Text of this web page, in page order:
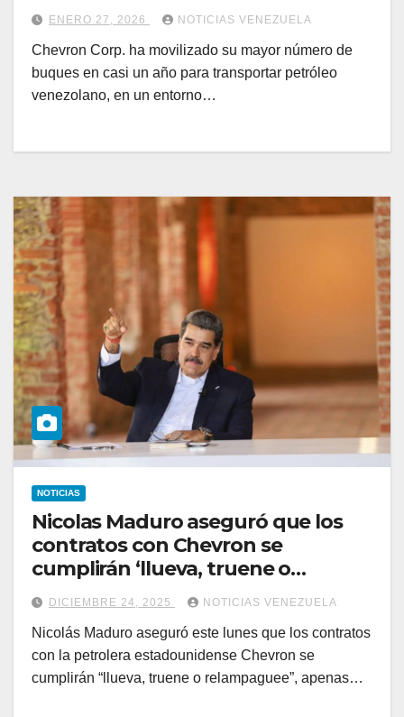
ENERO 27, 2026 NOTICIAS VENEZUELA
Chevron Corp. ha movilizado su mayor número de
buques en casi un año para transportar petróleo
venezolano, en un entorno…
NOTICIAS
Nicolas Maduro aseguró que los
contratos con Chevron se
cumplirán ‘llueva, truene o
relampaguee’
DICIEMBRE 24, 2025 NOTICIAS VENEZUELA
Nicolás Maduro aseguró este lunes que los contratos
con la petrolera estadounidense Chevron se
cumplirán “llueva, truene o relampaguee”, apenas…